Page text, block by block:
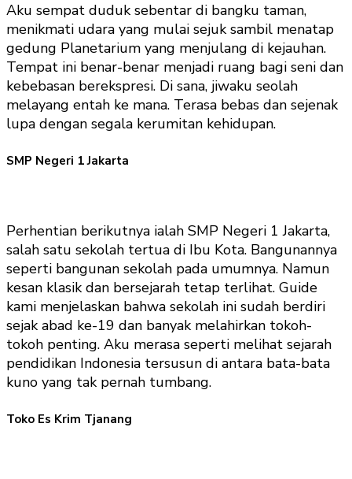
Aku sempat duduk sebentar di bangku taman,
menikmati udara yang mulai sejuk sambil menatap
gedung Planetarium yang menjulang di kejauhan.
Tempat ini benar-benar menjadi ruang bagi seni dan
kebebasan berekspresi. Di sana, jiwaku seolah
melayang entah ke mana. Terasa bebas dan sejenak
lupa dengan segala kerumitan kehidupan.
SMP Negeri 1 Jakarta
Perhentian berikutnya ialah SMP Negeri 1 Jakarta,
salah satu sekolah tertua di Ibu Kota. Bangunannya
seperti bangunan sekolah pada umumnya. Namun
kesan klasik dan bersejarah tetap terlihat. Guide
kami menjelaskan bahwa sekolah ini sudah berdiri
sejak abad ke-19 dan banyak melahirkan tokoh-
tokoh penting. Aku merasa seperti melihat sejarah
pendidikan Indonesia tersusun di antara bata-bata
kuno yang tak pernah tumbang.
Toko Es Krim Tjanang